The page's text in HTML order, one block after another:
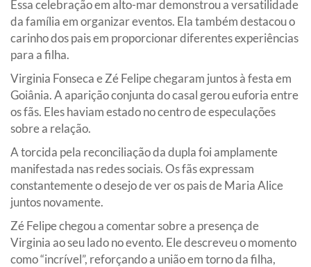
Essa celebração em alto-mar demonstrou a versatilidade
da família em organizar eventos. Ela também destacou o
carinho dos pais em proporcionar diferentes experiências
para a filha.
Virginia Fonseca e Zé Felipe chegaram juntos à festa em
Goiânia. A aparição conjunta do casal gerou euforia entre
os fãs. Eles haviam estado no centro de especulações
sobre a relação.
A torcida pela reconciliação da dupla foi amplamente
manifestada nas redes sociais. Os fãs expressam
constantemente o desejo de ver os pais de Maria Alice
juntos novamente.
Zé Felipe chegou a comentar sobre a presença de
Virginia ao seu lado no evento. Ele descreveu o momento
como “incrível”, reforçando a união em torno da filha,